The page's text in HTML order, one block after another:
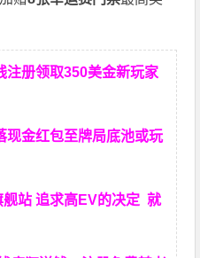
注册领取350美金新玩家
现金红包至牌局底池或玩
舰站 追求高EV的决定就